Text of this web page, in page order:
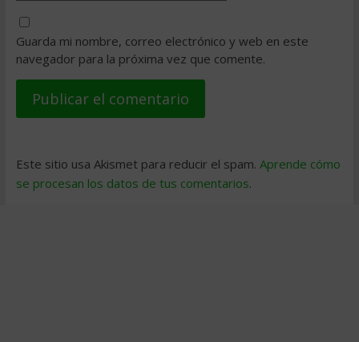
Guarda mi nombre, correo electrónico y web en este
navegador para la próxima vez que comente.
Este sitio usa Akismet para reducir el spam. Aprende cómo
se procesan los datos de tus comentarios.